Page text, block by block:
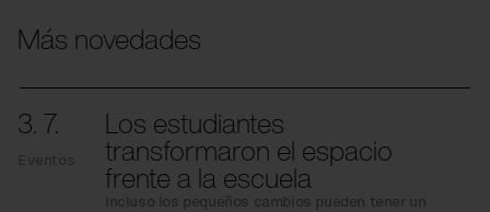
Más novedades
3. 7.
Eventos
Los estudiantes
transformaron el espacio
frente a la escuela
Incluso los pequeños cambios pueden tener un